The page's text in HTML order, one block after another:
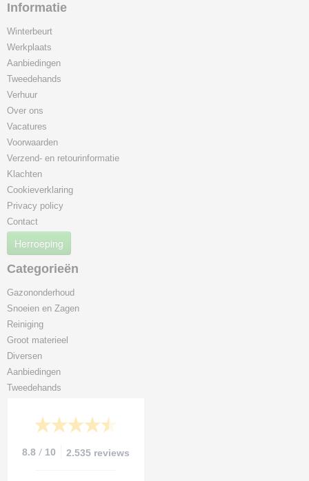
Informatie
Winterbeurt
Werkplaats
Aanbiedingen
Tweedehands
Verhuur
Over ons
Vacatures
Voorwaarden
Verzend- en retourinformatie
Klachten
Cookieverklaring
Privacy policy
Contact
Herroeping
Categorieën
Gazononderhoud
Snoeien en Zagen
Reiniging
Groot materieel
Diversen
Aanbiedingen
Tweedehands
8.8 / 10 2.535 reviews